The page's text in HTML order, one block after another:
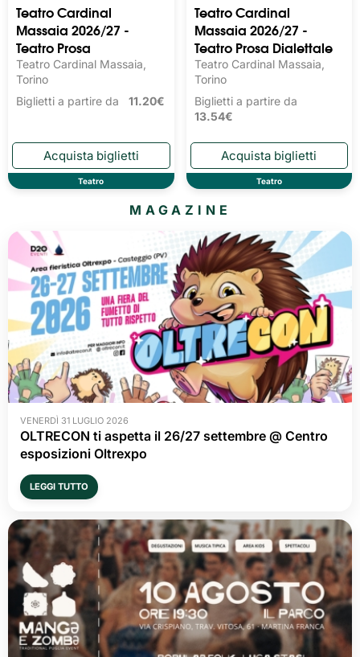
Teatro Cardinal
Massaia 2026/27 -
Teatro Prosa
Teatro Cardinal Massaia,
Torino
Biglietti a partire da 11.20€
Teatro
Teatro Cardinal
Massaia 2026/27 -
Teatro Prosa Dialettale
Teatro Cardinal Massaia,
Torino
Biglietti a partire da
13.54€
Teatro
MAGAZINE
VENERDÌ 31 LUGLIO 2026
OLTRECON ti aspetta il 26/27 settembre @ Centro
esposizioni Oltrexpo
LEGGI TUTTO